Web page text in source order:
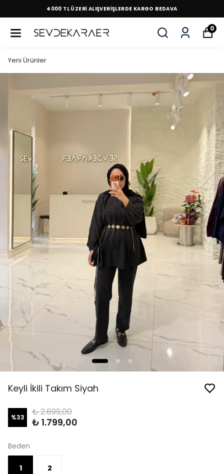
4000 TL ÜZERİ ALIŞVERİŞLERDE KARGO BEDAVA
0
Yeni Ürünler
Keyli İkili Takım Siyah
%33 ₺ 2.699,00
₺ 1.799,00
Beden
1 2